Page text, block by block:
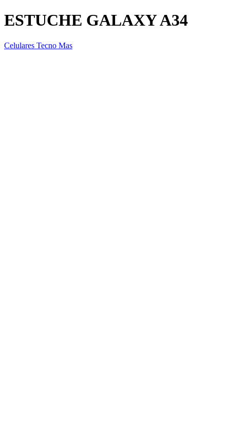
ESTUCHE GALAXY A34
Celulares Tecno Mas